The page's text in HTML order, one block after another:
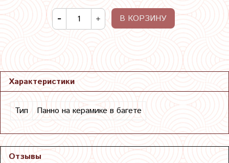
В КОРЗИНУ
Характеристики
Тип Панно на керамике в багете
Отзывы